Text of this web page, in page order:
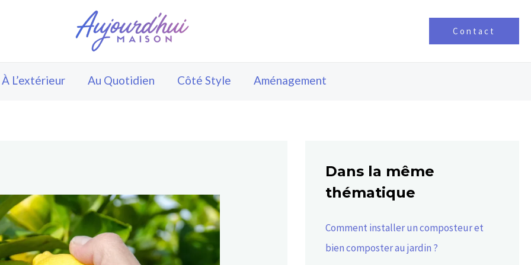
Contact
À L’extérieur Au Quotidien Côté Style Aménagement
Dans la même
thématique
Comment installer un composteur et
bien composter au jardin ?